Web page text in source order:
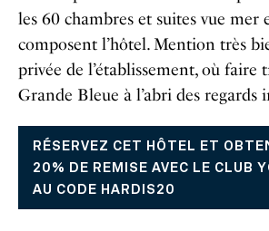
les 60 chambres et suites vue
composent l’hôtel. Mention très
privée de l’établissement, où faire
Grande Bleue à l’abri des regards
RÉSERVEZ CET HÔTEL ET
20% DE REMISE AVEC LE CLUB
AU CODE HARDIS20